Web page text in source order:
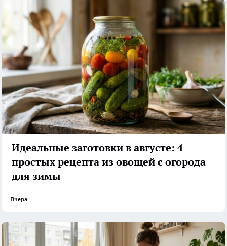
Идеальные заготовки в августе: 4
простых рецепта из овощей с огорода
для зимы
Вчера